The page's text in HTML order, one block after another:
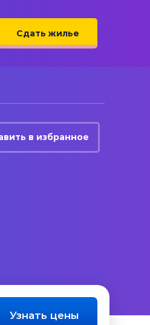
Сдать жилье
в избранное
Узнать цены